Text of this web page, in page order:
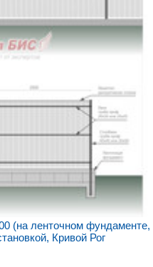
(на ленточном фундаменте,
Кривой Рог